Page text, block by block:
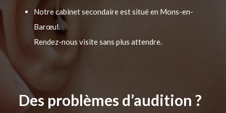
Notre cabinet secondaire est situé en Mons-en-
Barœul.
Rendez-nous visite sans plus attendre.
Des problèmes d’audition ?